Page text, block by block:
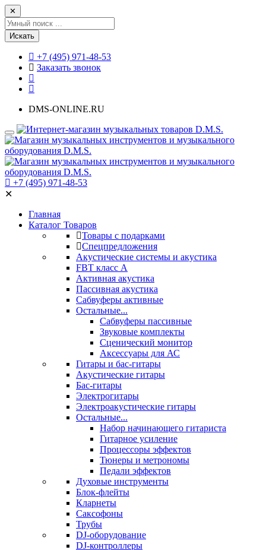
✕
Искать
+7 (495) 971-48-53
Заказать звонок
DMS-ONLINE.RU
+7 (495) 971-48-53
✕
Главная
Каталог Товаров
Товары с подарками
Спецпредложения
Акустические системы и акустика
FBT класс А
Активная акустика
Пассивная акустика
Сабвуферы активные
Остальные...
Сабвуферы пассивные
Звуковые комплекты
Сценический монитор
Аксессуары для АС
Гитары и бас-гитары
Акустические гитары
Бас-гитары
Электрогитары
Электроакустические гитары
Остальные...
Набор начинающего гитариста
Гитарное усиление
Процессоры эффектов
Тюнеры и метрономы
Педали эффектов
Духовые инструменты
Блок-флейты
Кларнеты
Саксофоны
Трубы
DJ-оборудование
DJ-контроллеры